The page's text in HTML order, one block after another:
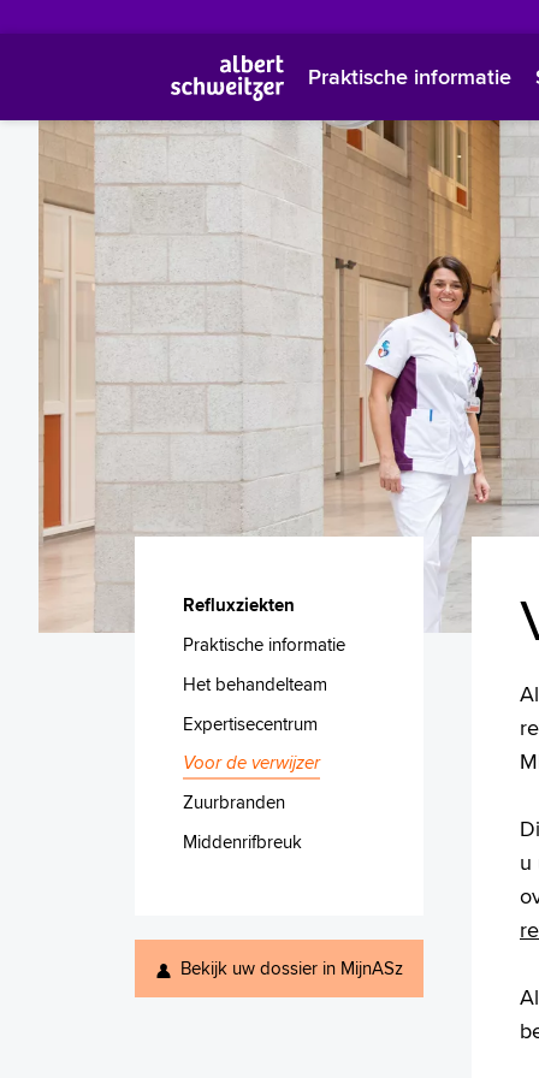
Praktische informatie
Refluxziekten
Praktische informatie
Het behandelteam
Expertisecentrum
Voor de verwijzer
Zuurbranden
Middenrifbreuk
Bekijk uw dossier in MijnASz
u